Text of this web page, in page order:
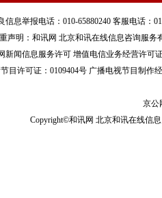
信息举报电话：010-65880240 客服电话：
声明：和讯网 北京和讯在线信息咨询服
新闻信息服务许可 增值电信业务经营许可
目许可证：0109404号 广播电视节目制作
京公
Copyright©和讯网 北京和讯在线信